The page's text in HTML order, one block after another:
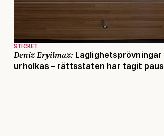
STICKET
Deniz Eryilmaz: Laglighetsprövningar
urholkas – rättsstaten har tagit paus